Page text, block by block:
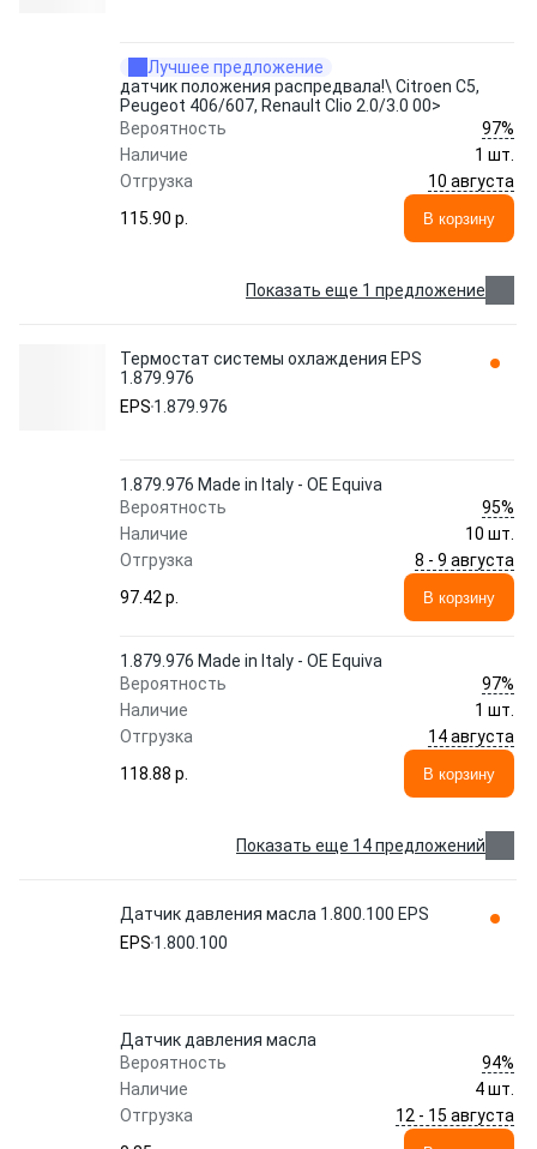
Лучшее предложение
датчик положения распредвала!\ Citroen C5,
Peugeot 406/607, Renault Clio 2.0/3.0 00>
Вероятность
97%
Наличие
1 шт.
Отгрузка
10 августа
115.90 p.
В корзину
Показать еще 1 предложение
Термостат системы охлаждения EPS
1.879.976
EPS 1.879.976
1.879.976 Made in Italy - OE Equiva
Вероятность
95%
Наличие
10 шт.
Отгрузка
8 - 9 августа
97.42 p.
В корзину
1.879.976 Made in Italy - OE Equiva
Вероятность
97%
Наличие
1 шт.
Отгрузка
14 августа
118.88 p.
В корзину
Показать еще 14 предложений
Датчик давления масла 1.800.100 EPS
EPS 1.800.100
Датчик давления масла
Вероятность
94%
Наличие
4 шт.
Отгрузка
12 - 15 августа